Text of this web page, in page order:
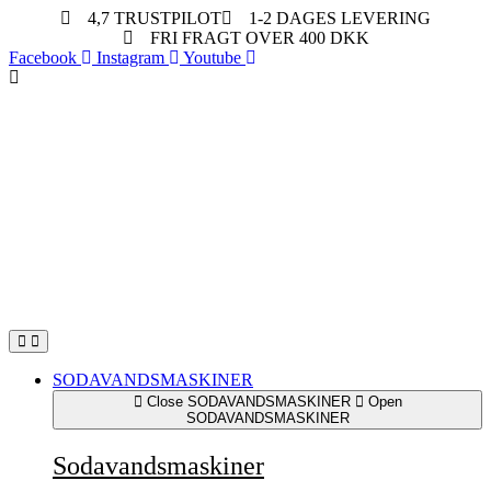
4,7 TRUSTPILOT
1-2 DAGES LEVERING
FRI FRAGT OVER 400 DKK
Facebook
Instagram Youtube
SODAVANDSMASKINER
Close SODAVANDSMASKINER
Open
SODAVANDSMASKINER
Sodavandsmaskiner